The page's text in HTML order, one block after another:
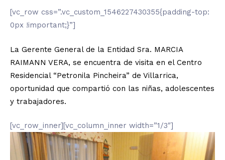
[vc_row css=”.vc_custom_1546227430355{padding-top:
0px !important;}”]
La Gerente General de la Entidad Sra. MARCIA
RAIMANN VERA, se encuentra de visita en el Centro
Residencial “Petronila Pincheira” de Villarrica,
oportunidad que compartió con las niñas, adolescentes
y trabajadores.
[vc_row_inner][vc_column_inner width=”1/3″]